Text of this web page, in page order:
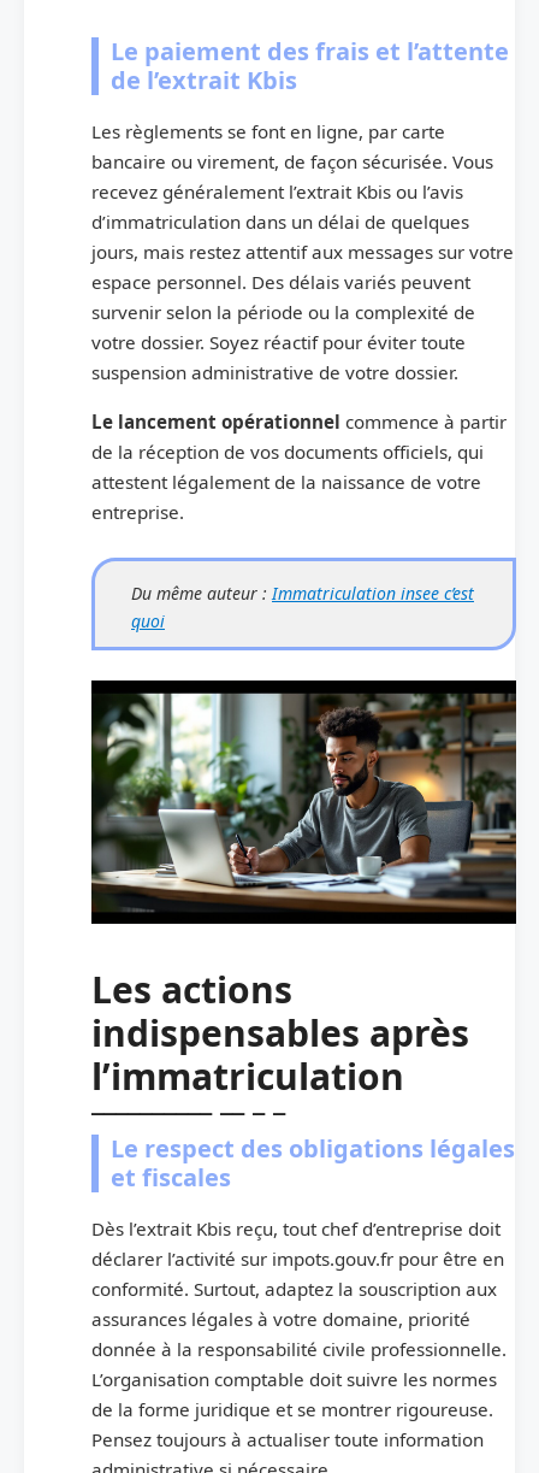
Le paiement des frais et l’attente
de l’extrait Kbis
Les règlements se font en ligne, par carte
bancaire ou virement, de façon sécurisée. Vous
recevez généralement l’extrait Kbis ou l’avis
d’immatriculation dans un délai de quelques
jours, mais restez attentif aux messages sur votre
espace personnel. Des délais variés peuvent
survenir selon la période ou la complexité de
votre dossier. Soyez réactif pour éviter toute
suspension administrative de votre dossier.
Le lancement opérationnel commence à partir
de la réception de vos documents officiels, qui
attestent légalement de la naissance de votre
entreprise.
Du même auteur :Immatriculation insee c’est
quoi
Les actions
indispensables après
l’immatriculation
Le respect des obligations légales
et fiscales
Dès l’extrait Kbis reçu, tout chef d’entreprise doit
déclarer l’activité sur impots.gouv.fr pour être en
conformité. Surtout, adaptez la souscription aux
assurances légales à votre domaine, priorité
donnée à la responsabilité civile professionnelle.
L’organisation comptable doit suivre les normes
de la forme juridique et se montrer rigoureuse.
Pensez toujours à actualiser toute information